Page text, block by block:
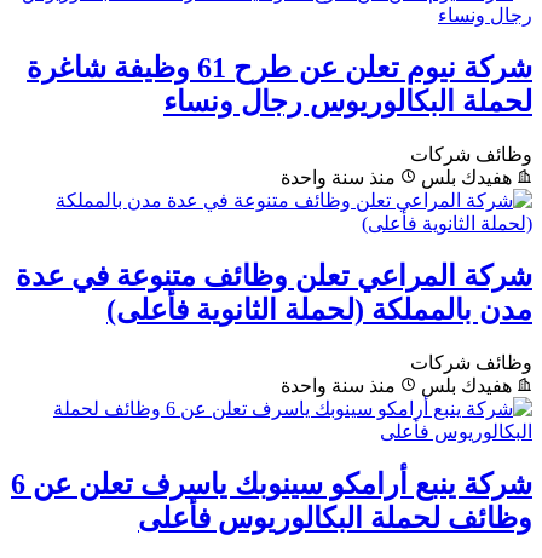
شركة نيوم تعلن عن طرح 61 وظيفة شاغرة
لحملة البكالوريوس رجال ونساء
وظائف شركات
هفيدك بلس
منذ سنة واحدة
شركة المراعي تعلن وظائف متنوعة في عدة
مدن بالمملكة (لحملة الثانوية فأعلى)
وظائف شركات
هفيدك بلس
منذ سنة واحدة
شركة ينبع أرامكو سينوبك ياسرف تعلن عن 6
وظائف لحملة البكالوريوس فأعلى